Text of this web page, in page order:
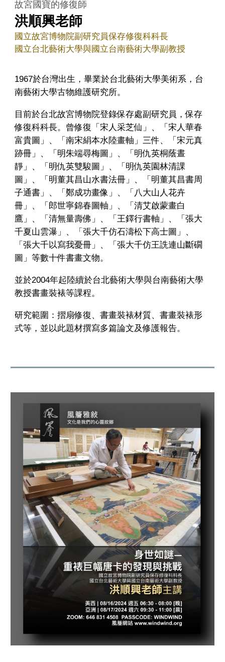
故宮國寶的修復師
洪順興老師
國立故宮博物院副研究員保存修復科科長
國立台北藝術大學與國立台南藝術大學副教授
1967於台灣出生，畢業於台北藝術大學美術系，台
南藝術大學古物維護研究所。
目前於台北故宮博物院登錄保存處副研究員，保存
修復科科長。曾修復「宋人采芝仙」、「宋人華春
富貴圖」、「南宋絹本水陸畫軸」三件、「宋元真
跡冊」、「明朱端尋梅圖」、「明仇英桐蔭晝
靜」、「明仇英雙駿圖」、「明仇英園林清課
圖」、「明董其昌山水書法冊」、「明董其昌書周
子通書」、「鄭成功畫像」、「八大山人花卉
冊」、「郎世寧錦春圖軸」、「清艾啟蒙畫白
鷹」、「清無量壽佛」、「王鐸行書軸」、「張大
千夏山雲瀑」、「張大千仿石濤松下高士圖」、
「張大千以寫我憂冊」、「張大千仿王詵連山斷礀
圖」等數十件書畫文物。
並於2004年起陸續於台北藝術大學與台南藝術大學
教授書畫裝裱等課程。
研究範圍：摺扇修復、書畫裝裱材質、書畫裝裱形
式等，並以此題材撰寫多篇論文及修護報告。